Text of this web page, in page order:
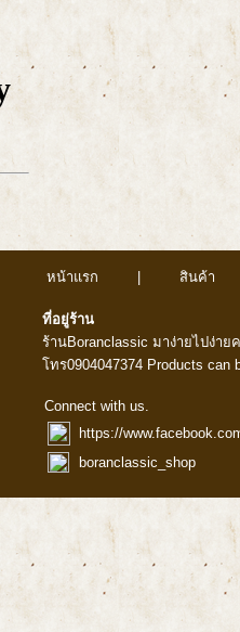
หน้าแรก สินค้า
ที่อยู่ร้าน
ร้านBoranclassic มาง่ายไปง่า
โทร0904047374 Products can
Connect with us.
https://
boranclassic_shop